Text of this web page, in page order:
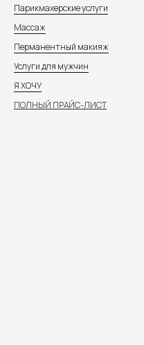
Парикмахерские услуги
Массаж
Перманентный макияж
Услуги для мужчин
Я ХОЧУ
ПОЛНЫЙ ПРАЙС-ЛИСТ